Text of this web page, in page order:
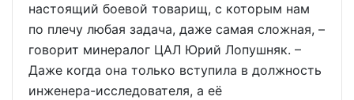
настоящий боевой товарищ, с которым нам
по плечу любая задача, даже самая сложная, –
говорит минералог ЦАЛ Юрий Лопушняк. –
Даже когда она только вступила в должность
инженера-исследователя, а её